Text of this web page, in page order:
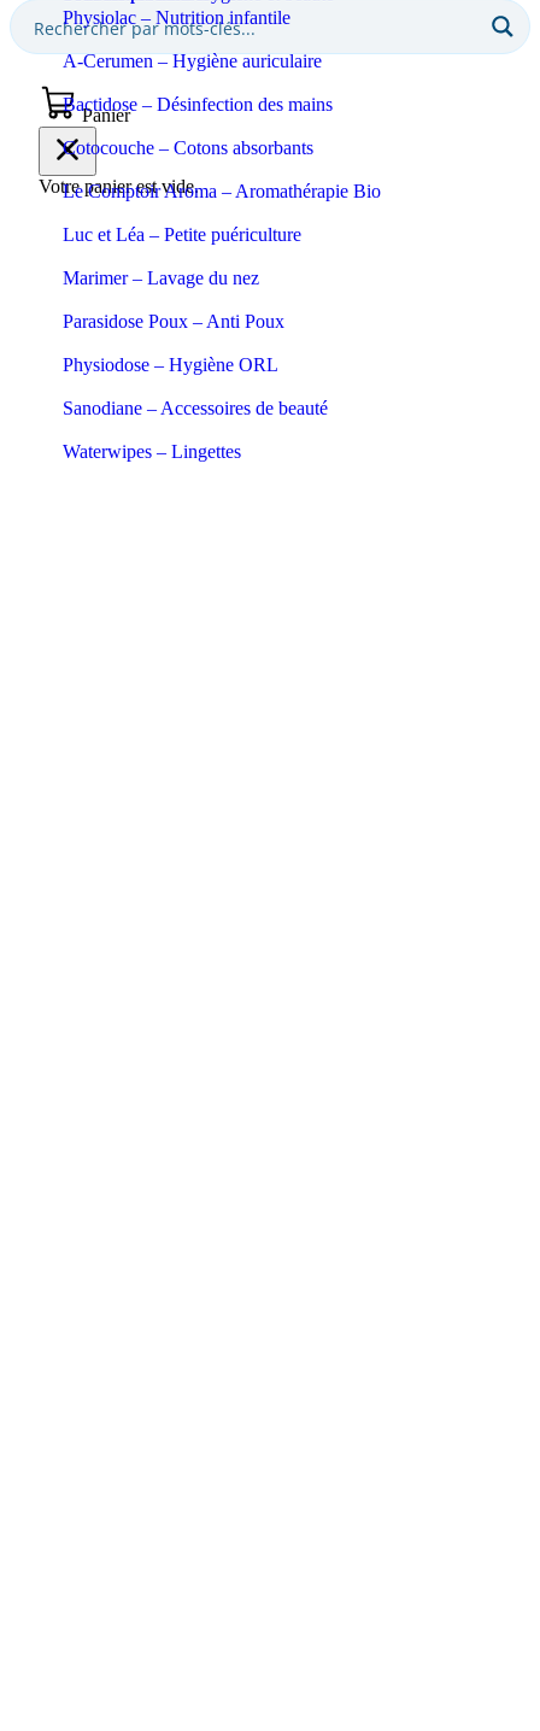
Physiolac – Nutrition infantile
A-Cerumen – Hygiène auriculaire
Bactidose – Désinfection des mains
Cotocouche – Cotons absorbants
Le Comptoir Aroma – Aromathérapie Bio
Luc et Léa – Petite puériculture
Marimer – Lavage du nez
Parasidose Poux – Anti Poux
Physiodose – Hygiène ORL
Sanodiane – Accessoires de beauté
Waterwipes – Lingettes
Panier
Votre panier est vide.